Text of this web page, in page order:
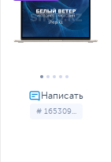
# 165309...